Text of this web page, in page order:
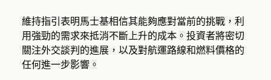
維持指引表明馬士基相信其能夠應對當前的挑戰，利
用強勁的需求來抵消不斷上升的成本。投資者將密切
關注外交談判的進展，以及對航運路線和燃料價格的
任何進一步影響。